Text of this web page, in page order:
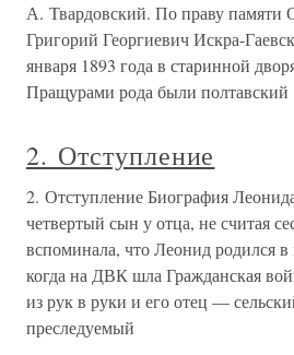
А. Твардовский. По праву
Григорий Георгиевич Искра-
января 1893 года в старинной
Пращурами рода были полтавский
2. Отступление
2. Отступление Биография
четвертый сын у отца, не считая
вспоминала, что Леонид родился
когда на ДВК шла Гражданская
из рук в руки и его отец —
преследуемый